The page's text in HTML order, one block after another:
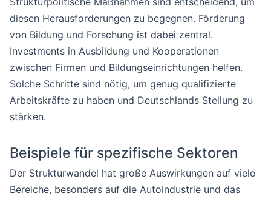
diesen Herausforderungen zu begegnen. Förderung
von Bildung und Forschung ist dabei zentral.
Investments in Ausbildung und Kooperationen
zwischen Firmen und Bildungseinrichtungen helfen.
Solche Schritte sind nötig, um genug qualifizierte
Arbeitskräfte zu haben und Deutschlands Stellung zu
stärken.
Beispiele für spezifische Sektoren
Der Strukturwandel hat große Auswirkungen auf viele
Bereiche, besonders auf die Autoindustrie und das